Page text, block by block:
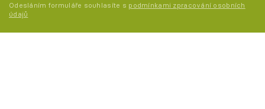
Odesláním formuláře souhlasíte s podmínkami zpracování osobních
údajů